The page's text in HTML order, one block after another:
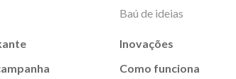
Baú de ideias
Inovações
Como funciona